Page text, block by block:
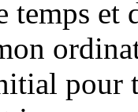
temps
pour